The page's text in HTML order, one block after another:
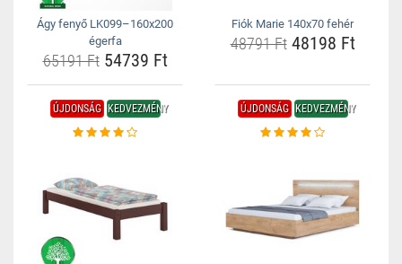
Ágy fenyő LK099–160x200
égerfa
65191 Ft54739 Ft
Fiók Marie 140x70 fehér
48791 Ft48198 Ft
ÚJDONSÁG KEDVEZMÉNY ÚJDONSÁG KEDVEZMÉNY